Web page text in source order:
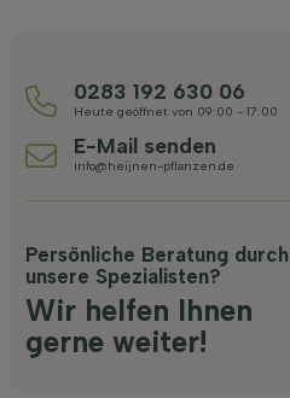
0283 192 630 06
Heute geöffnet von 09:00 - 17:00
E-Mail senden
info@heijnen-pflanzen.de
Persönliche Beratung durch
unsere Spezialisten?
Wir helfen Ihnen
gerne weiter!